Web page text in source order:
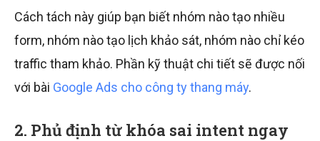
Cách tách này giúp bạn biết nhóm nào tạo nhiều
form, nhóm nào tạo lịch khảo sát, nhóm nào chỉ kéo
traffic tham khảo. Phần kỹ thuật chi tiết sẽ được nối
với bài Google Ads cho công ty thang máy.
2. Phủ định từ khóa sai intent ngay